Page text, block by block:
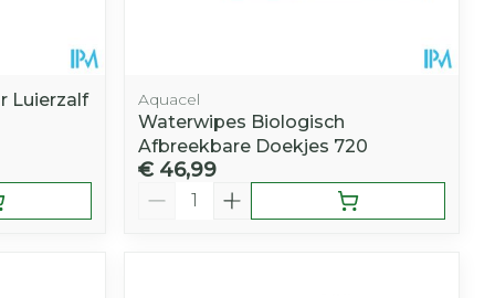
Luierzalf Aquacel
Waterwipes Biologisch
Afbreekbare Doekjes 720
€ 46,99
Aantal